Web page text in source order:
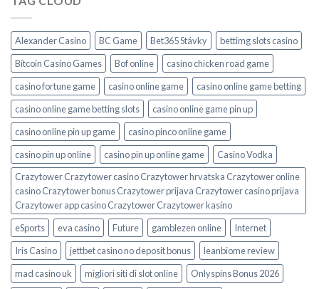
Alexander Casino BC Game Bet365 Stávky
bettimg slots casino
Bitcoin Casino Games
Bof online
casino chicken road game
casino fortune game
casino online game
casino online game betting
casino online game betting slots
casino online game pin up
casino online pin up game
casino pinco online game
casino pin up online
casino pin up online game
Casino Vodka
Crazytower Crazytower casino Crazytower hrvatska Crazytower online
casino Crazytower bonus Crazytower prijava Crazytower casino prijava
Crazytower app casino Crazytower Crazytower kasino
eSports
eva casino Future gamblezen online
Internet
Iris Casino
jettbet casino no deposit bonus
leanbiome review
mad casino uk
migliori siti di slot online
Onlyspins Bonus 2026